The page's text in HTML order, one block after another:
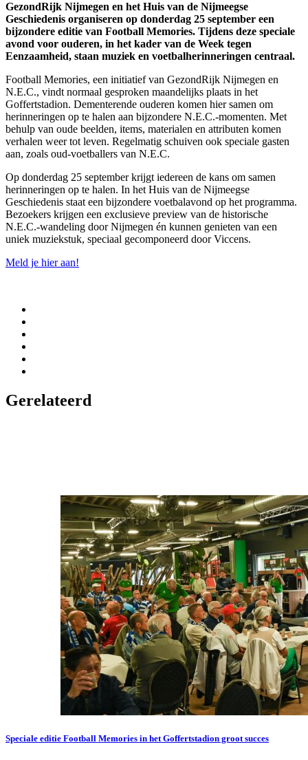
GezondRijk Nijmegen en het Huis van de Nijmeegse
Geschiedenis organiseren op donderdag 25 september een
bijzondere editie van Football Memories. Tijdens deze speciale
avond voor ouderen, in het kader van de Week tegen
Eenzaamheid, staan muziek en voetbalherinneringen centraal.
Football Memories, een initiatief van GezondRijk Nijmegen en
N.E.C., vindt normaal gesproken maandelijks plaats in het
Goffertstadion. Dementerende ouderen komen hier samen om
herinneringen op te halen aan bijzondere N.E.C.-momenten. Met
behulp van oude beelden, items, materialen en attributen komen
verhalen weer tot leven. Regelmatig schuiven ook speciale gasten
aan, zoals oud-voetballers van N.E.C.
Op donderdag 25 september krijgt iedereen de kans om samen
herinneringen op te halen. In het Huis van de Nijmeegse
Geschiedenis staat een bijzondere voetbalavond op het programma.
Bezoekers krijgen een exclusieve preview van de historische
N.E.C.-wandeling door Nijmegen én kunnen genieten van een
uniek muziekstuk, speciaal gecomponeerd door Viccens.
Meld je hier aan!
Gerelateerd
Speciale editie Football Memories in het Goffertstadion groot succes